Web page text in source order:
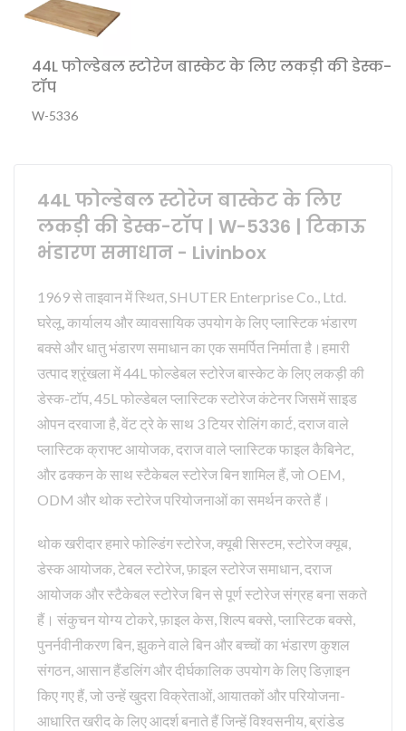
44L फोल्डेबल स्टोरेज बास्केट के लिए लकड़ी की डेस्क-
टॉप
W-5336
44L फोल्डेबल स्टोरेज बास्केट के लिए
लकड़ी की डेस्क-टॉप | W-5336 | टिकाऊ
भंडारण समाधान - Livinbox
1969 से ताइवान में स्थित, SHUTER Enterprise Co., Ltd.
घरेलू, कार्यालय और व्यावसायिक उपयोग के लिए प्लास्टिक भंडारण
बक्से और धातु भंडारण समाधान का एक समर्पित निर्माता है।हमारी
उत्पाद श्रृंखला में 44L फोल्डेबल स्टोरेज बास्केट के लिए लकड़ी की
डेस्क-टॉप, 45L फोल्डेबल प्लास्टिक स्टोरेज कंटेनर जिसमें साइड
ओपन दरवाजा है, वेंट ट्रे के साथ 3 टियर रोलिंग कार्ट, दराज वाले
प्लास्टिक क्राफ्ट आयोजक, दराज वाले प्लास्टिक फाइल कैबिनेट,
और ढक्कन के साथ स्टैकेबल स्टोरेज बिन शामिल हैं, जो OEM,
ODM और थोक स्टोरेज परियोजनाओं का समर्थन करते हैं।
थोक खरीदार हमारे फोल्डिंग स्टोरेज, क्यूबी सिस्टम, स्टोरेज क्यूब,
डेस्क आयोजक, टेबल स्टोरेज, फ़ाइल स्टोरेज समाधान, दराज
आयोजक और स्टैकेबल स्टोरेज बिन से पूर्ण स्टोरेज संग्रह बना सकते
हैं। संकुचन योग्य टोकरे, फ़ाइल केस, शिल्प बक्से, प्लास्टिक बक्से,
पुनर्नवीनीकरण बिन, झुकने वाले बिन और बच्चों का भंडारण कुशल
संगठन, आसान हैंडलिंग और दीर्घकालिक उपयोग के लिए डिज़ाइन
किए गए हैं, जो उन्हें खुदरा विक्रेताओं, आयातकों और परियोजना-
आधारित खरीद के लिए आदर्श बनाते हैं जिन्हें विश्वसनीय, ब्रांडेड